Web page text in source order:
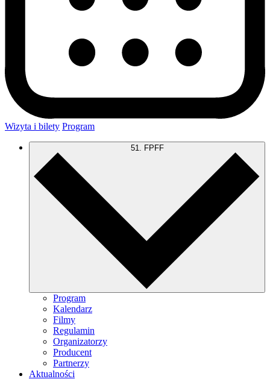
Wizyta i bilety Program
51. FPFF
Program
Kalendarz
Filmy
Regulamin
Organizatorzy
Producent
Partnerzy
Aktualności